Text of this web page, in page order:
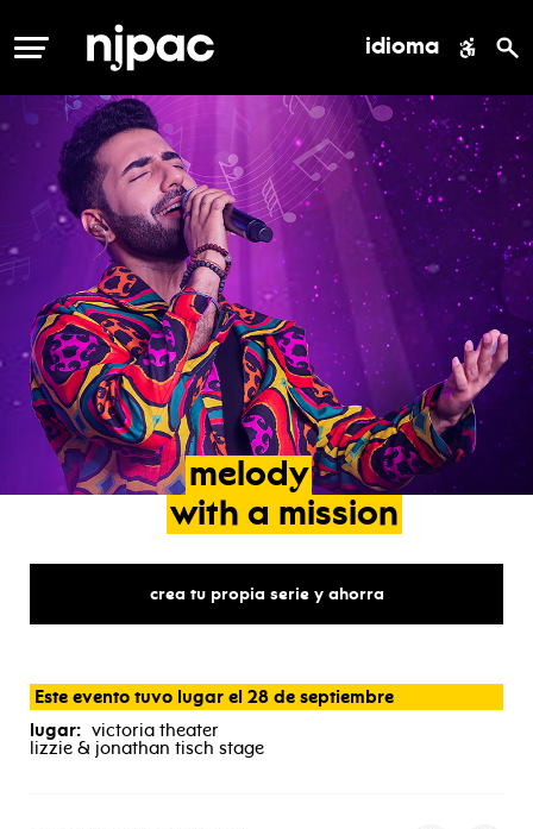
MENÚ idioma
melody
with a mission
crea tu propia serie y ahorra
Este evento tuvo lugar el 28 de septiembre
lugar: victoria theater
lizzie & jonathan tisch stage